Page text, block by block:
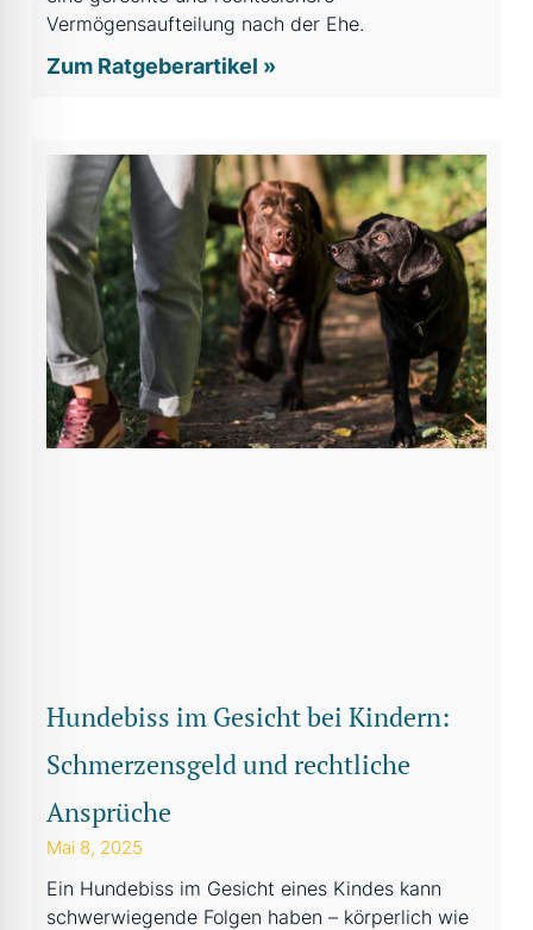
Vermögensaufteilung nach der Ehe.
Zum Ratgeberartikel »
Hundebiss im Gesicht bei Kindern:
Schmerzensgeld und rechtliche
Ansprüche
Mai 8, 2025
Ein Hundebiss im Gesicht eines Kindes kann
schwerwiegende Folgen haben – körperlich wie